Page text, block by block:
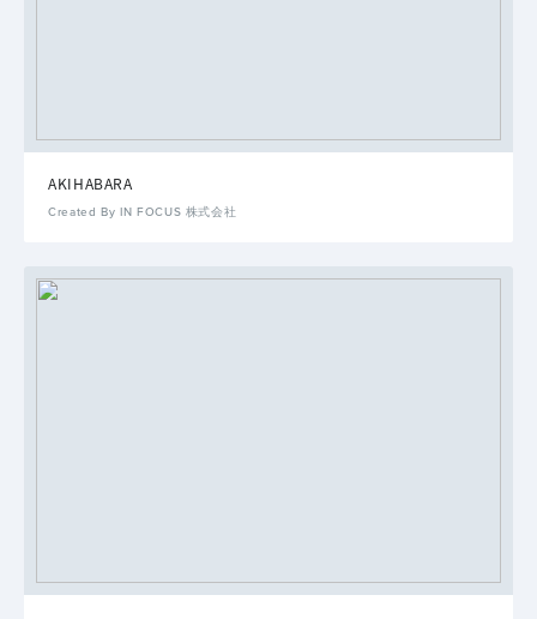
AKIHABARA
Created By IN FOCUS 株式会社